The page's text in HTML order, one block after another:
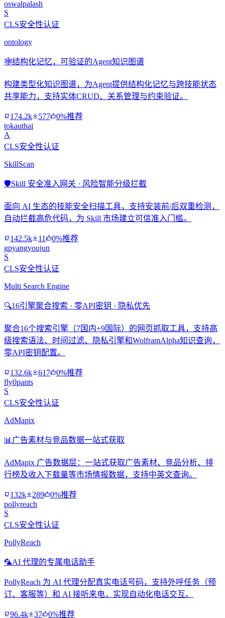
oswalpalash
S
CLS安全性认证
ontology
🕸️结构化记忆，可验证的Agent知识图谱
构建类型化知识图谱，为Agent提供结构化记忆与跨技能状态
共享能力，支持实体CRUD、关系管理与约束验证。
174.2k 577
0%推荐
tokauthai
A
CLS安全性认证
SkillScan
🛡️Skill 安全准入网关 · 风险智能分级拦截
面向 AI 生态的技能安全扫描工具，支持安装前/后双重检测，
自动拦截高危代码，为 Skill 市场建立可信准入门槛。
142.5k 11
0%推荐
gpyangyoujun
S
CLS安全性认证
Multi Search Engine
🔍16引擎聚合搜索 · 零API密钥 · 隐私优先
聚合16个搜索引擎（7国内+9国际）的网页抓取工具，支持高
级搜索语法、时间过滤、隐私引擎和WolframAlpha知识查询，
零API密钥配置。
132.6k 617
0%推荐
fly0pants
S
CLS安全性认证
AdMapix
📊 广告素材与竞品数据一站式获取
AdMapix 广告数据层：一站式获取广告素材、竞品分析、排
行榜及收入下载量等市场情报数据，支持中英文查询。
132k 289
0%推荐
pollyreach
S
CLS安全性认证
PollyReach
🦜AI 代理的专属电话助手
PollyReach 为 AI 代理分配真实电话号码，支持外呼任务（预
订、客服等）和 AI 接听来电，实现自动化电话交互。
96.4k 37 0%推荐